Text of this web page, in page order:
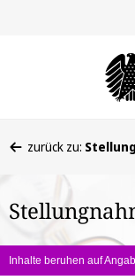
befinden
hier:
zurück zu:
Inhalte beruhen auf